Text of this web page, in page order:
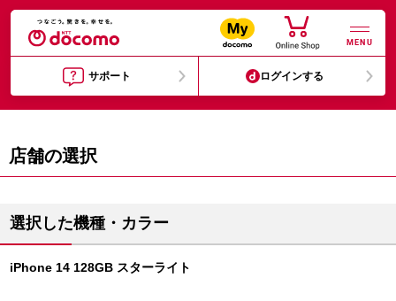
MENU
サポート ログインする
店舗の選択
選択した機種・カラー
iPhone 14 128GB スターライト